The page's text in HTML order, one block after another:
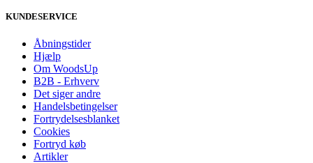
KUNDESERVICE
Åbningstider
Hjælp
Om WoodsUp
B2B - Erhverv
Det siger andre
Handelsbetingelser
Fortrydelsesblanket
Cookies
Fortryd køb
Artikler